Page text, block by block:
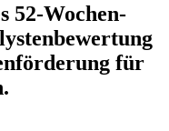
52-Wochen-
für